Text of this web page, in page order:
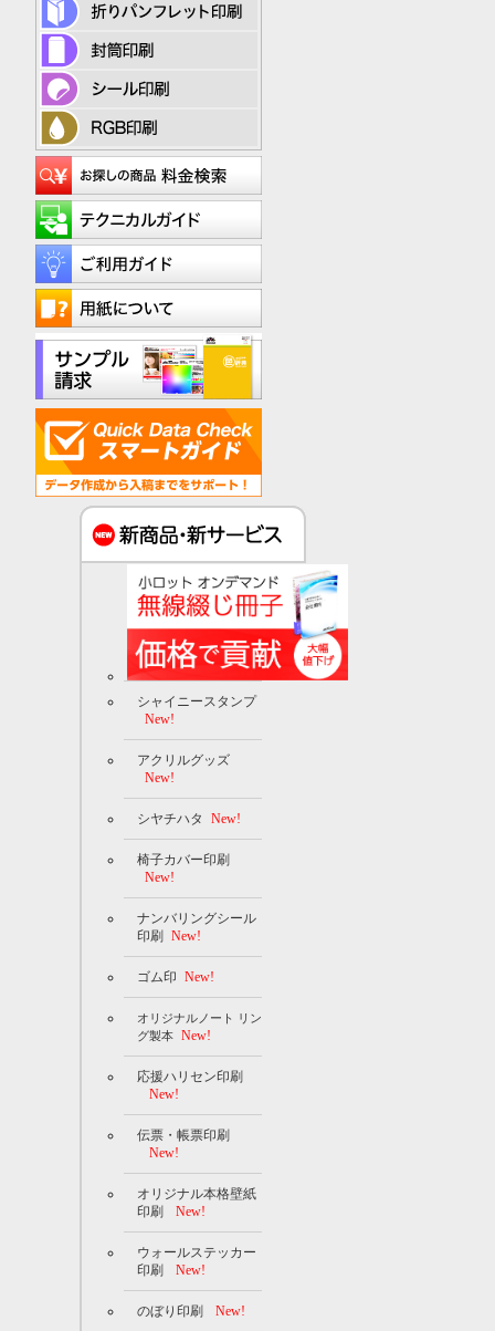
シャイニースタンプ
New!
アクリルグッズ
New!
シヤチハタ New!
椅子カバー印刷
New!
ナンバリングシール
印刷
New!
ゴム印 New!
オリジナルノート リン
グ製本 New!
応援ハリセン印刷
New!
伝票・帳票印刷
New!
オリジナル本格壁紙
印刷
New!
ウォールステッカー
印刷
New!
のぼり印刷 New!